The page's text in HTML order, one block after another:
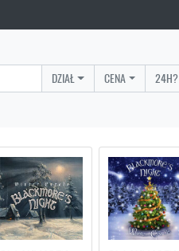
DZIAŁ CENA 24H?